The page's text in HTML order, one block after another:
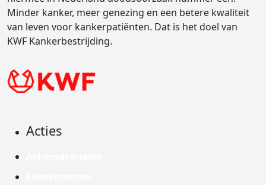
Minder kanker, meer genezing en een betere kwaliteit
van leven voor kankerpatiënten. Dat is het doel van
KWF Kankerbestrijding.
Acties